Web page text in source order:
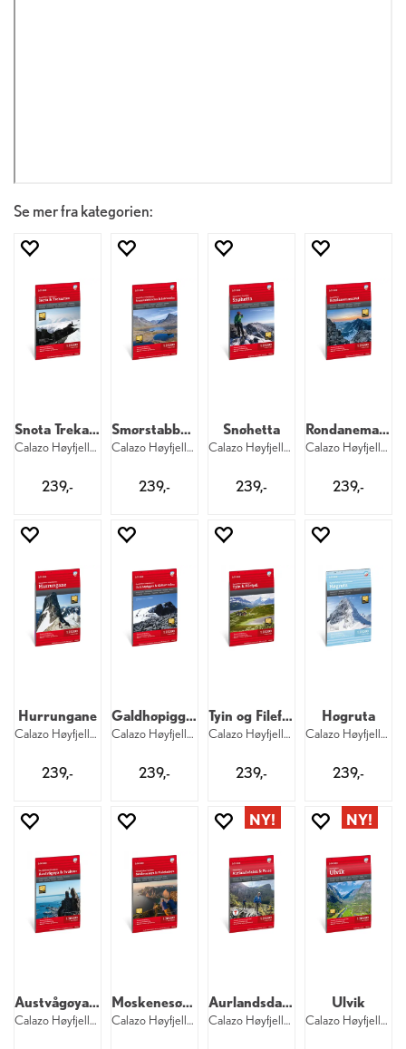
Se mer fra kategorien:
Snota Trekanten
Calazo Høyfjellskart 1:25 000 Trollheime
239,-
Smørstabbstindan Leirvassbu
Calazo Høyfjellskart 1:25 000 Jotunheime
239,-
Snøhetta
Calazo Høyfjellskart 1:25 000 Dovrefjell
239,-
Rondanemassivet
Calazo Høyfjellskart 1:25 000
239,-
Hurrungane
Calazo Høyfjellskart 1:25 000 Jotunheime
239,-
Galdhøpiggen Glittertinden
Calazo Høyfjellskart 1:25 000 Jotunheime
239,-
Tyin og Filefjell
Calazo Høyfjellskart 1:25 000 Jotunheime
239,-
Høgruta
Calazo Høyfjellskart 1:25 000 Jotunheime
239,-
Austvågøya Svolvær
Calazo Høyfjellskart 1:30 000 Lofoten
Moskenesøya Flakstadøya
Calazo Høyfjellskart 1:30 000 Lofoten
Aurlandsdalen Finse
Calazo Høyfjellskart 1:25 000
Ulvik
Calazo Høyfjellskart 1:25 000